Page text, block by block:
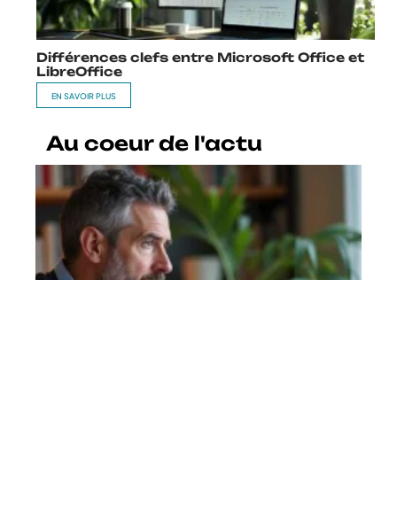
Différences clefs entre Microsoft Office et
LibreOffice
EN SAVOIR PLUS
Au coeur de l'actu
Laposte.net mail connexion :